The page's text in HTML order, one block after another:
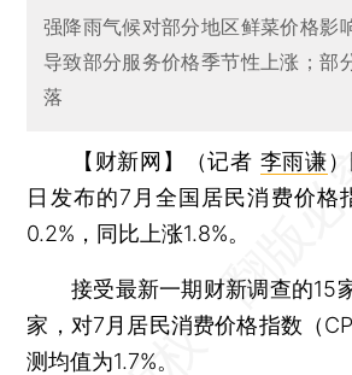
强降雨气候对部分地区鲜菜价格影
导致部分服务价格季节性上涨；部
落
【财新网】（记者 李雨谦）
日发布的7月全国居民消费价格
0.2%，同比上涨1.8%。
接受最新一期财新调查的15
家，对7月居民消费价格指数（
测均值为1.7%。